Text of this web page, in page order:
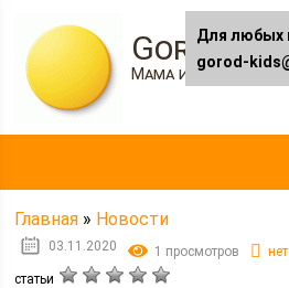
Gorod-
Мама и я
Главная » Новости
03.11.2020 1 просмотров
статьи
Для любых
gorod-